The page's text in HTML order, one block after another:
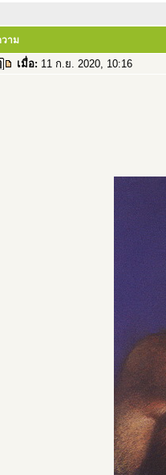
าม
เมื่อ: 11 ก.ย. 2020, 10:16